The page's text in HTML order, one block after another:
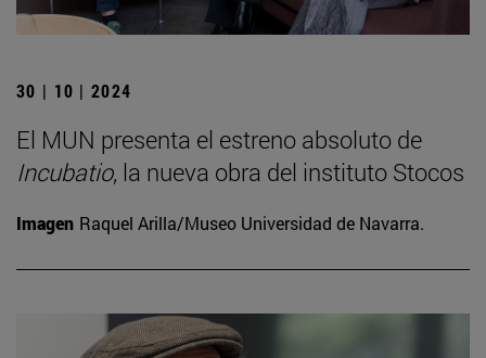
30 | 10 | 2024
El MUN presenta el estreno absoluto de
Incubatio, la nueva obra del instituto Stocos
Imagen Raquel Arilla/Museo Universidad de Navarra.